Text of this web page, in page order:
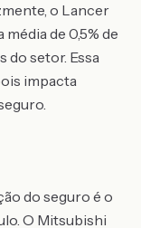
o Lancer
de 0,5% de
do setor. Essa
impacta
do seguro é o
O Mitsubishi